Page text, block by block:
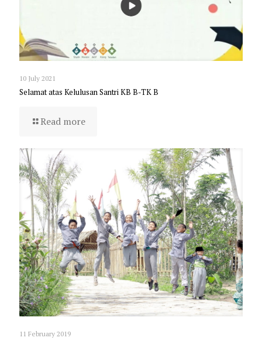
10 July 2021
Selamat atas Kelulusan Santri KB B-TK B
Read more
11 February 2019